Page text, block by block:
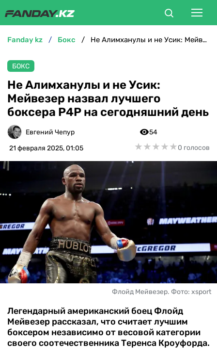
БОКС
ММА
ТЕННИС
ХОККЕЙ
ВЕЛОСПОРТ
ЧМ-2026
ДРУГИЕ
БУКМЕКЕРЫ
fanday kz бокс Не Алимханулы и не Усик: Мейвезер назвал лучшего боксера Р4Р на сегодняшний день
БОКС
Не Алимханулы и не Усик:
Мейвезер назвал лучшего
боксера Р4Р на сегодняшний день
Евгений Чепур
21 февраля 2025, 01:05
54
★★★★★
★★★★★0 голосов
Флойд Мейвезер. Фото: xsport
Легендарный американский боец Флойд
Мейвезер рассказал, что считает лучшим
боксером независимо от весовой категории
своего соотечественника Теренса Кроуфорда.